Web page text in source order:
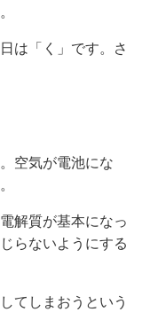
は「く」です。さ
空気が電池にな
解質が基本になっ
らないようにする
てしまおうという